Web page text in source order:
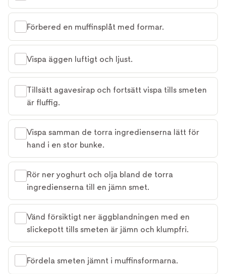
Förbered en muffinsplåt med formar.
Vispa äggen luftigt och ljust.
Tillsätt agavesirap och fortsätt vispa tills smeten
är fluffig.
Vispa samman de torra ingredienserna lätt för
hand i en stor bunke.
Rör ner yoghurt och olja bland de torra
ingredienserna till en jämn smet.
Vänd försiktigt ner äggblandningen med en
slickepott tills smeten är jämn och klumpfri.
Fördela smeten jämnt i muffinsformarna.